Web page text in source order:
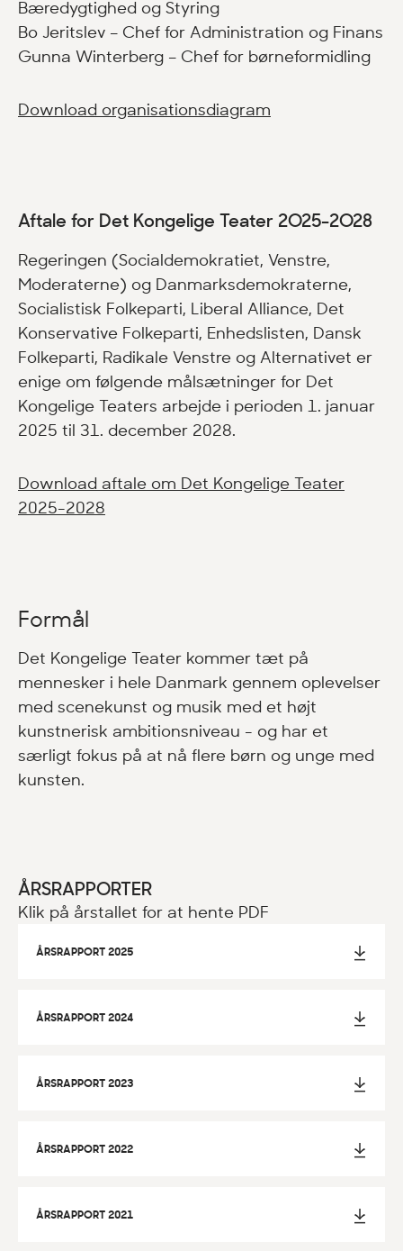
Bæredygtighed og Styring
Bo Jeritslev – Chef for Administration og Finans
Gunna Winterberg – Chef for børneformidling
Download organisationsdiagram
Aftale for Det Kongelige Teater 2025-2028
Regeringen (Socialdemokratiet, Venstre,
Moderaterne) og Danmarksdemokraterne,
Socialistisk Folkeparti, Liberal Alliance, Det
Konservative Folkeparti, Enhedslisten, Dansk
Folkeparti, Radikale Venstre og Alternativet er
enige om følgende målsætninger for Det
Kongelige Teaters arbejde i perioden 1. januar
2025 til 31. december 2028.
Download aftale om Det Kongelige Teater
2025-2028
Formål
Det Kongelige Teater kommer tæt på
mennesker i hele Danmark gennem oplevelser
med scenekunst og musik med et højt
kunstnerisk ambitionsniveau - og har et
særligt fokus på at nå flere børn og unge med
kunsten.
ÅRSRAPPORTER
Klik på årstallet for at hente PDF
ÅRSRAPPORT 2025
ÅRSRAPPORT 2024
ÅRSRAPPORT 2023
ÅRSRAPPORT 2022
ÅRSRAPPORT 2021